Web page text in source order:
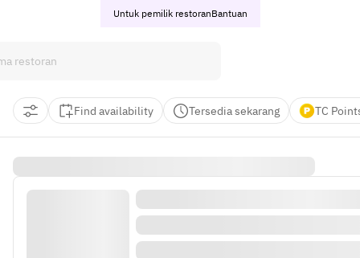
Untuk pemilik restoranBantuan
Find availability Tersedia sekarang TC